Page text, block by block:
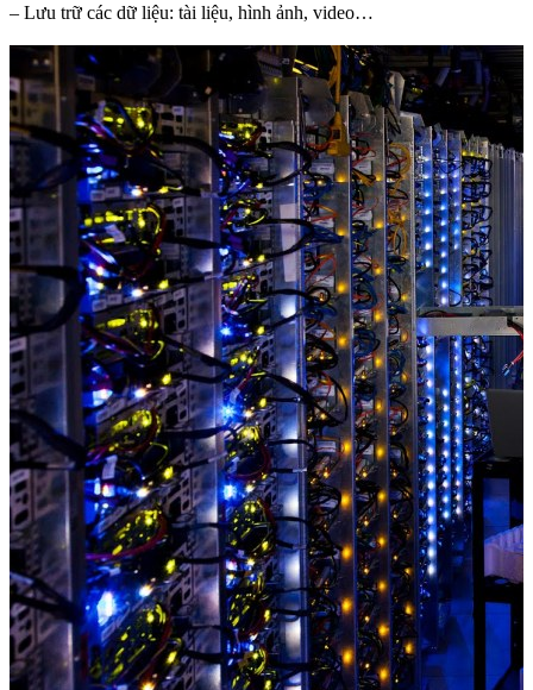
– Lưu trữ các dữ liệu: tài liệu, hình ảnh, video…